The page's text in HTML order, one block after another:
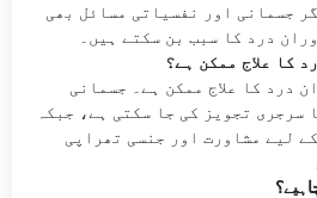
جسمانی اور نفسیاتی مسائل بھی
درد کا سبب بن سکتے ہیں۔
کا علاج ممکن ہے؟
درد کا علاج ممکن ہے۔ جسمانی
سرجری تجویز کی جا سکتی ہے، جبکہ
لیے مشاورت اور جنسی تھراپی